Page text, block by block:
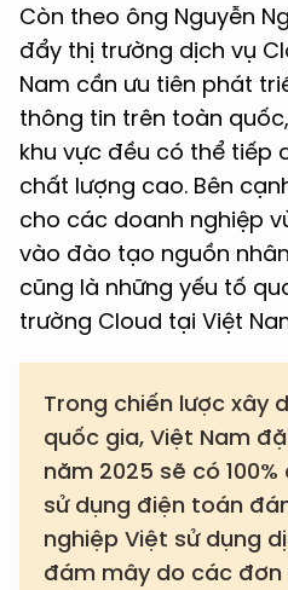
Còn theo ông Nguyễn
đẩy thị trường dịch vụ
Nam cần ưu tiên phát
thông tin trên toàn
khu vực đều có thể tiếp
chất lượng cao. Bên
cho các doanh nghiệp
vào đào tạo nguồn
cũng là những yếu tố
trường Cloud tại Việt
Trong chiến lược xây
quốc gia, Việt Nam
năm 2025 sẽ có
sử dụng điện toán
nghiệp Việt sử dụng
đám mây do các